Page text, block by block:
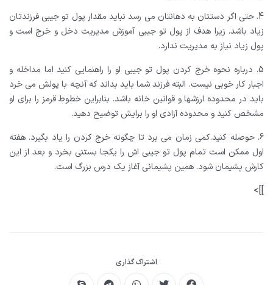
4. حتی اگر دستتان به دهانتان می رسد نباید مقدار پول تو جیبی فرزندتان
زیاد باشد. زیرا هدف از پول تو جیبی آموزش مدیریت دخل و خرج است و
پول زیاد نیاز به مدیریت ندارد.
5. درباره نحوه خرج کردن پول تو جیبی او را راهنمایی کنید اما مداخله و
اجبار کار خوبی نیست. البته فرزند شما باید بداند که آنچه با پولش می خرد
باید در محدوده ارزشها و قوانین خانه باشد. بنابراین خطوط قرمز را برای او
مشخص کنید و محدوده آزادی او را برایش توضیح دهید.
6. حوصله کنید.کمی زمان می برد تا چگونه خرج کردن را یاد بگیرد. هفته
اول ممکن است تمام پول تو جیبی اش را یکجا بستنی بخرد و بعد از این
کارش پشیمان شود. همین پشیمانی آغاز یک درس بزرگ است.
]]>
اشتراک گذاری